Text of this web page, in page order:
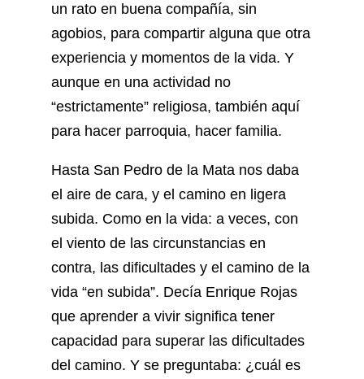
un rato en buena compañía, sin
agobios, para compartir alguna que otra
experiencia y momentos de la vida. Y
aunque en una actividad no
“estrictamente” religiosa, también aquí
para hacer parroquia, hacer familia.
Hasta San Pedro de la Mata nos daba
el aire de cara, y el camino en ligera
subida. Como en la vida: a veces, con
el viento de las circunstancias en
contra, las dificultades y el camino de la
vida “en subida”. Decía Enrique Rojas
que aprender a vivir significa tener
capacidad para superar las dificultades
del camino. Y se preguntaba: ¿cuál es